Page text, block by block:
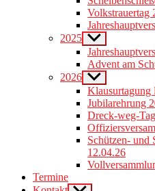
menu
Volkstrauertag
2025 Show
sub
menu
Advent am
2026 Show
sub
menu
Klausurtagung
Jubilarehrung
Dreck-weg-
Schützen- und
12.04.26
Termine